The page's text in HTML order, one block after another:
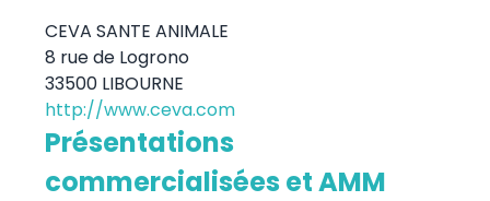
CEVA SANTE ANIMALE
8 rue de Logrono
33500 LIBOURNE
http://www.ceva.com
Présentations
commercialisées et AMM